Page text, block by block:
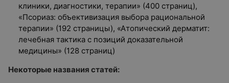
клиники, диагностики, терапии» (400 страниц),
«Псориаз: объективизация выбора рациональной
терапии» (192 страницы), «Атопический дерматит:
лечебная тактика с позиций доказательной
медицины» (128 страниц)
Некоторые названия статей: